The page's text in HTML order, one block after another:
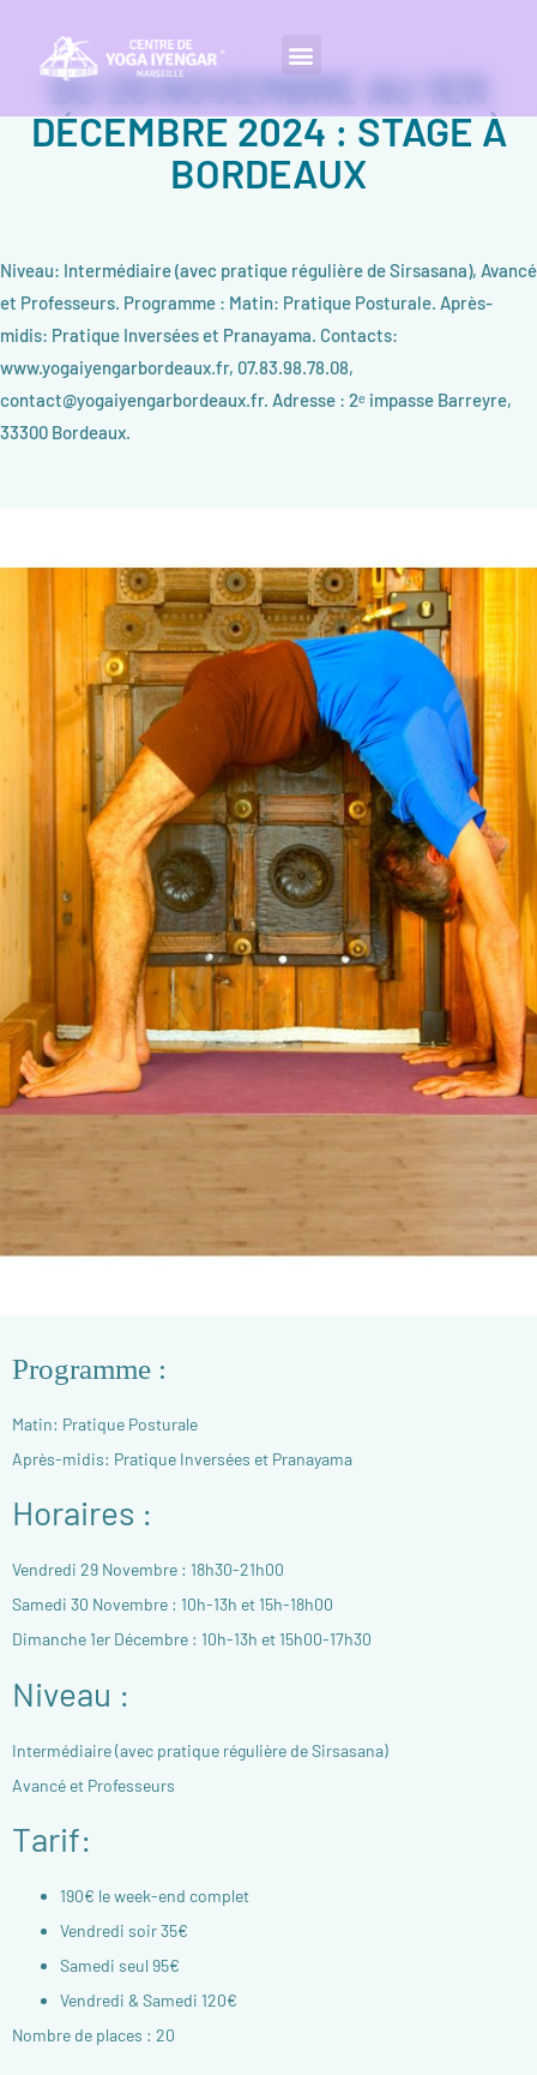
DU 29 NOVEMBRE AU 1ER
DÉCEMBRE 2024 : STAGE À
BORDEAUX
Niveau: Intermédiaire (avec pratique régulière de Sirsasana), Avancé
et Professeurs. Programme : Matin: Pratique Posturale. Après-
midis: Pratique Inversées et Pranayama. Contacts:
www.yogaiyengarbordeaux.fr, 07.83.98.78.08,
contact@yogaiyengarbordeaux.fr. Adresse : 2ᵉ impasse Barreyre,
33300 Bordeaux.
Programme :
Matin: Pratique Posturale
Après-midis: Pratique Inversées et Pranayama
Horaires :
Vendredi 29 Novembre : 18h30-21h00
Samedi 30 Novembre : 10h-13h et 15h-18h00
Dimanche 1er Décembre : 10h-13h et 15h00-17h30
Niveau :
Intermédiaire (avec pratique régulière de Sirsasana)
Avancé et Professeurs
Tarif:
190€ le week-end complet
Vendredi soir 35€
Samedi seul 95€
Vendredi & Samedi 120€
Nombre de places : 20